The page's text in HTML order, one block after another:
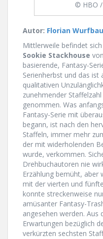
© HBO
Autor: Florian
Mittlerweile befindet
Sookie Stackhouse von
basierende, Fantasy-
Serienherbst und das ist
qualitativen
zunehmender
genommen. Was
Fantasy-Serie mit
begann, ist nach den
Staffeln, immer mehr
der mit widerholenden
wurde, verkommen.
Drehbuchautoren nie
Erzählung bemüht, aber
mit der vierten und
konnte streckenweise
amüsanter Fantasy-
angesehen werden. Aus
Erwartungen bezüglich
verkürzten sechsten